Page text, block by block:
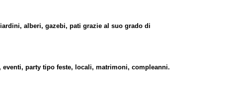
alberi, gazebi, pati grazie al suo grado di
party tipo feste, locali, matrimoni, compleanni.